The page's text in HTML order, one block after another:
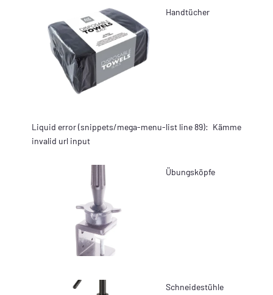
Handtücher
Liquid error (snippets/mega-menu-list line 89):
invalid url input
Kämme
Übungsköpfe
Schneidestühle